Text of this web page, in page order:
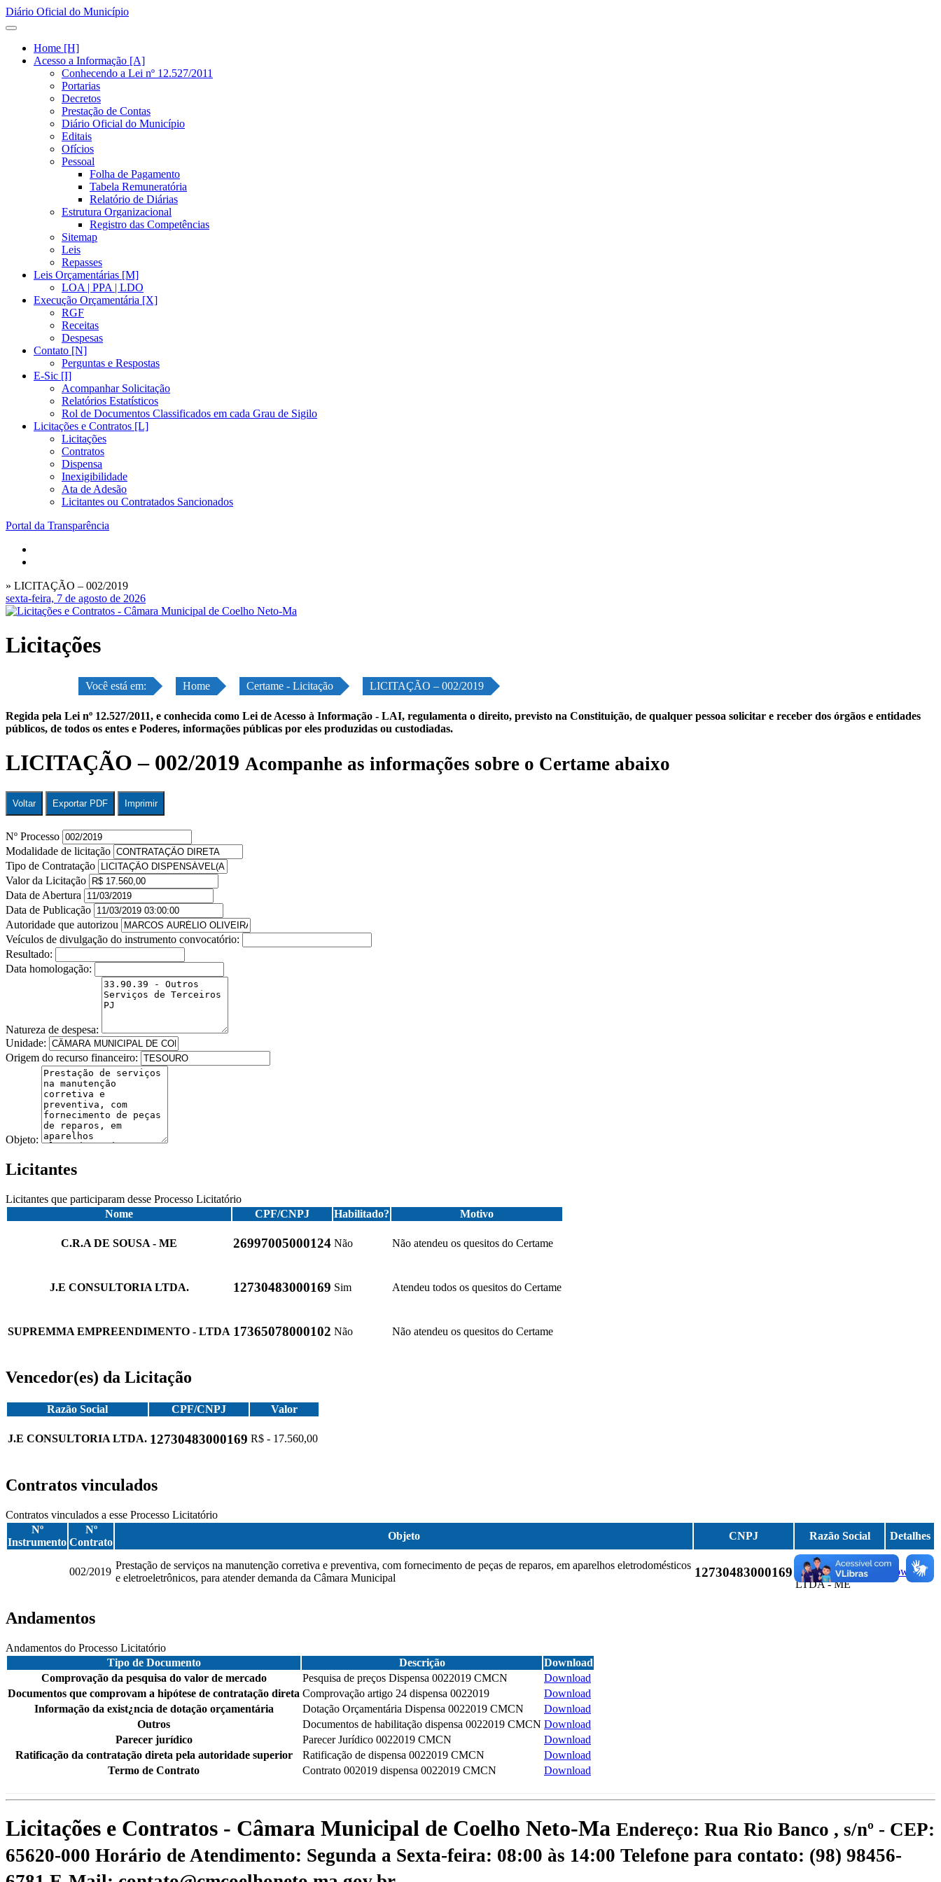
Diário Oficial do Município
Home [H]
Acesso a Informação [A]
Conhecendo a Lei nº 12.527/2011
Portarias
Decretos
Prestação de Contas
Diário Oficial do Município
Editais
Ofícios
Pessoal
Folha de Pagamento
Tabela Remuneratória
Relatório de Diárias
Estrutura Organizacional
Registro das Competências
Sitemap
Leis
Repasses
Leis Orçamentárias [M]
LOA | PPA | LDO
Execução Orçamentária [X]
RGF
Receitas
Despesas
Contato [N]
Perguntas e Respostas
E-Sic [I]
Acompanhar Solicitação
Relatórios Estatísticos
Rol de Documentos Classificados em cada Grau de Sigilo
Licitações e Contratos [L]
Licitações
Contratos
Dispensa
Inexigibilidade
Ata de Adesão
Licitantes ou Contratados Sancionados
Portal da Transparência
» LICITAÇÃO – 002/2019
sexta-feira, 7 de agosto de 2026
Licitações
Você está em: Home Certame - Licitação LICITAÇÃO – 002/2019
Regida pela Lei nº 12.527/2011, e conhecida como Lei de Acesso à Informação - LAI, regulamenta o direito, previsto na Constituição, de qualquer pessoa solicitar e receber dos órgãos e entidades
públicos, de todos os entes e Poderes, informações públicas por eles produzidas ou custodiadas.
LICITAÇÃO – 002/2019 Acompanhe as informações sobre o Certame abaixo
Voltar Exportar PDF Imprimir
Nº Processo
Modalidade de licitação
Tipo de Contratação
Valor da Licitação
Data de Abertura
Data de Publicação
Autoridade que autorizou
Veículos de divulgação do instrumento convocatório:
Resultado:
Data homologação:
Natureza de despesa:
Unidade:
Origem do recurso financeiro:
Objeto:
Licitantes
Licitantes que participaram desse Processo Licitatório
Nome
CPF/CNPJ Habilitado? Motivo
C.R.A DE SOUSA - ME 26997005000124 Não Não atendeu os quesitos do Certame
J.E CONSULTORIA LTDA. 12730483000169 Sim Atendeu todos os quesitos do Certame
SUPREMMA EMPREENDIMENTO - LTDA 17365078000102 Não Não atendeu os quesitos do Certame
Vencedor(es) da Licitação
Razão Social CPF/CNPJ Valor
J.E CONSULTORIA LTDA. 12730483000169 R$ - 17.560,00
Contratos vinculados
Contratos vinculados a esse Processo Licitatório
Nº
Instrumento
Nº
Contrato
Objeto CNPJ Razão Social Detalhes
002/2019
Prestação de serviços na manutenção corretiva e preventiva, com fornecimento de peças de reparos, em aparelhos eletrodomésticos
e eletroeletrônicos, para atender demanda da Câmara Municipal
12730483000169
J. E.
CONSULTORIA
LTDA - ME
Download
Andamentos
Andamentos do Processo Licitatório
Tipo de Documento
Descrição
Download
Comprovação da pesquisa do valor de mercado
Pesquisa de preços Dispensa 0022019 CMCN
Download
Documentos que comprovam a hipótese de contratação direta Comprovação artigo 24 dispensa 0022019
Download
Informação da exist¿ncia de dotação orçamentária
Dotação Orçamentária Dispensa 0022019 CMCN
Download
Outros
Documentos de habilitação dispensa 0022019 CMCN Download
Parecer jurídico
Parecer Jurídico 0022019 CMCN
Download
Ratificação da contratação direta pela autoridade superior
Ratificação de dispensa 0022019 CMCN
Download
Termo de Contrato
Contrato 002019 dispensa 0022019 CMCN Download
Licitações e Contratos - Câmara Municipal de Coelho Neto-Ma Endereço: Rua Rio Banco , s/nº - CEP:
65620-000 Horário de Atendimento: Segunda a Sexta-feira: 08:00 às 14:00 Telefone para contato: (98) 98456-